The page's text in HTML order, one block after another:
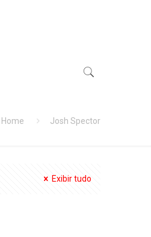
Home Josh Spector
Exibir tudo